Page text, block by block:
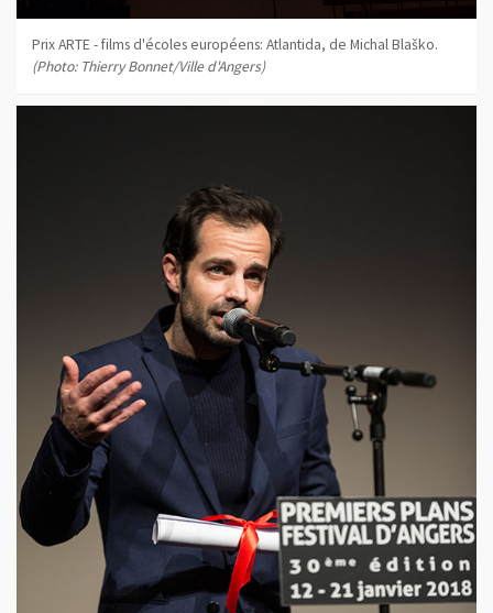
Prix ARTE - films d'écoles européens: Atlantida, de Michal Blaško.
(Photo: Thierry Bonnet/Ville d'Angers)